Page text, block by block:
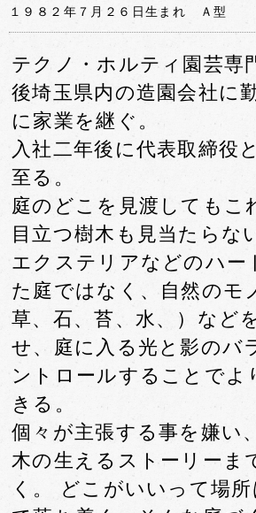
１９８２年７月２６日生まれ Ａ型
テクノ・ホルティ園芸専
後埼玉県内の造園会社に
に家業を継ぐ。
入社二年後に代表取締役
至る。
庭のどこを見渡してもこ
目立つ樹木も見当たらな
エクステリアなどのハー
た庭ではなく、自然のモ
草、石、苔、水、）など
せ、庭に入る光と影のバ
ントロールすることでよ
きる。
個々が主張する事を嫌い
木の生えるストーリーま
く。 どこがいいって場